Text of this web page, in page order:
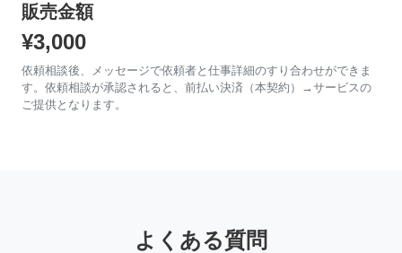
販売金額
¥3,000
依頼相談後、メッセージで依頼者と仕事詳細のすり合わせができま
す。依頼相談が承認されると、前払い決済（本契約）→サービスの
ご提供となります。
よくある質問